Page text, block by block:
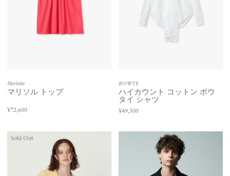
Merlette
マリソル トップ
¥72,600
BOWTE
ハイカウント コットン ボウ
タイ シャツ
¥49,500
Sold Out